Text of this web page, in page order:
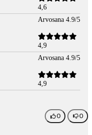
4,6
Arvosana 4.9/5
4,9
Arvosana 4.9/5
4,9
0 0